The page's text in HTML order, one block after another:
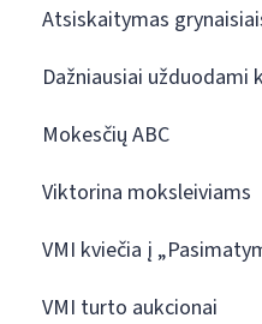
Atsiskaitymas
Dažniausiai užduodami
Mokesčių ABC
Viktorina moksleiviams
VMI kviečia į
VMI turto aukcionai